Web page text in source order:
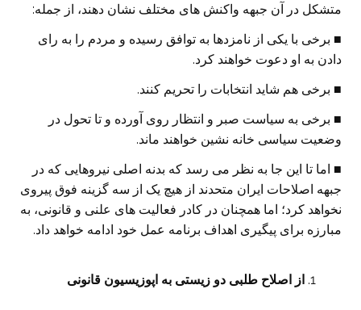
متشکل در آن جبهه واکنش های مختلف نشان دهند، از جمله:
■ برخی با یکی از نامزدها به توافق رسیده و مردم را به رای
دادن به او دعوت خواهند کرد.
■ برخی هم شاید انتخابات را تحریم کنند.
■ برخی به سیاست صبر و انتظار روی آورده و تا تحول در
وضعیت سیاسی خانه نشین خواهند ماند.
■ اما تا این جا به نظر می رسد که بدنه اصلی نیروهایی که در
جبهه اصلاحات ایران متحدند از هیچ یک از سه گزینه فوق پیروی
نخواهد کرد؛ اما همچنان در کادر فعالیت های علنی و قانونی، به
مبارزه برای پیگیری اهداف برنامه عمل خود ادامه خواهد داد.
از اصلاح طلبی دو زیستی به اپوزیسیون قانونی